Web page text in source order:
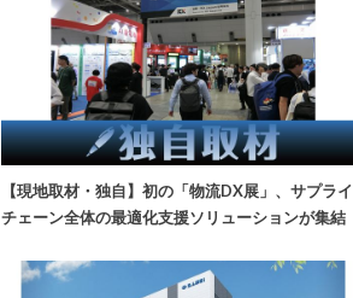
【現地取材・独自】初の「物流DX展」、サプライ
チェーン全体の最適化支援ソリューションが集結